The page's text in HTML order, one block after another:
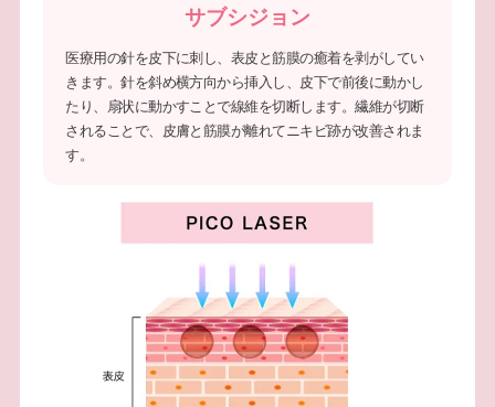
サブシジョン
医療用の針を皮下に刺し、表皮と筋膜の癒着を剥がしてい
きます。針を斜め横方向から挿入し、皮下で前後に動かし
たり、扇状に動かすことで線維を切断します。繊維が切断
されることで、皮膚と筋膜が離れてニキビ跡が改善されま
す。